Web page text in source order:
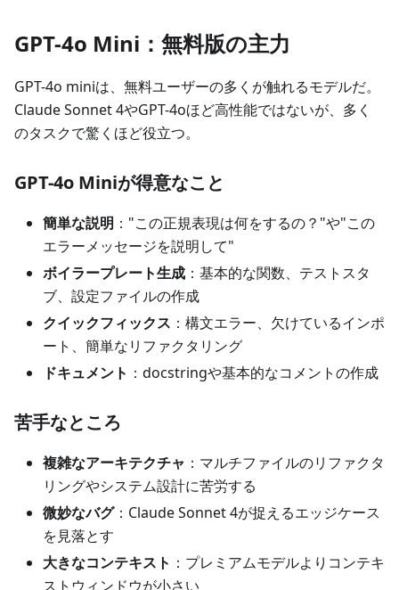
GPT-4o Mini：無料版の主力
GPT-4o miniは、無料ユーザーの多くが触れるモデルだ。
Claude Sonnet 4やGPT-4oほど高性能ではないが、多く
のタスクで驚くほど役立つ。
GPT-4o Miniが得意なこと
簡単な説明 ："この正規表現は何をするの？"や"この
エラーメッセージを説明して"
ボイラープレート生成 ：基本的な関数、テストスタ
ブ、設定ファイルの作成
クイックフィックス ：構文エラー、欠けているインポ
ート、簡単なリファクタリング
ドキュメント ：docstringや基本的なコメントの作成
苦手なところ
複雑なアーキテクチャ ：マルチファイルのリファクタ
リングやシステム設計に苦労する
微妙なバグ：Claude Sonnet 4が捉えるエッジケース
を見落とす
大きなコンテキスト ：プレミアムモデルよりコンテキ
ストウィンドウが小さい